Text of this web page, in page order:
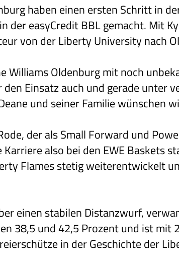
haben einen ersten Schritt in
der easyCredit BBL gemacht. Mit
von der Liberty University nach
Williams Oldenburg mit noch
Einsatz auch und gerade unter
und seiner Familie wünschen
der als Small Forward und
also bei den EWE Baskets
Flames stetig weiterentwickelt
einen stabilen Distanzwurf,
38,5 und 42,5 Prozent und ist
in der Geschichte der